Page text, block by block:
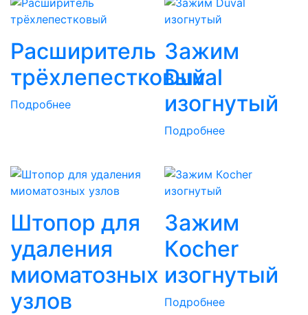
Расширитель
трёхлепестковый
Подробнее
Зажим
Duval
изогнутый
Подробнее
Штопор для
удаления
миоматозных
узлов
Зажим
Кocher
изогнутый
Подробнее